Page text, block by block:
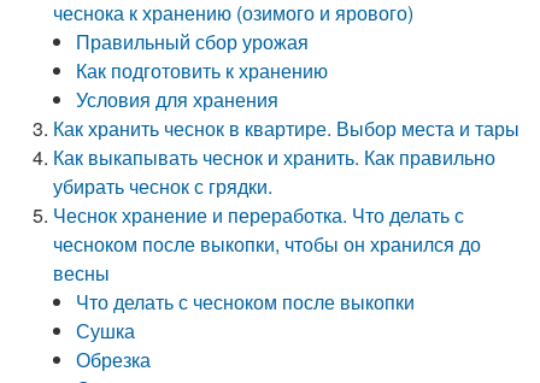
чеснока к хранению (озимого и ярового)
Правильный сбор урожая
Как подготовить к хранению
Условия для хранения
Как хранить чеснок в квартире. Выбор места и тары
Как выкапывать чеснок и хранить. Как правильно
убирать чеснок с грядки.
Чеснок хранение и переработка. Что делать с
чесноком после выкопки, чтобы он хранился до
весны
Что делать с чесноком после выкопки
Сушка
Обрезка